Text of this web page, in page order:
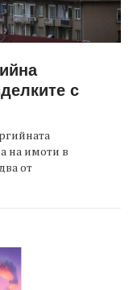
с
на имоти в
от